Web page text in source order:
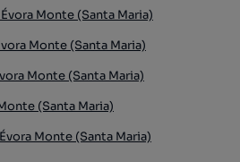
Monte (Santa Maria)
Monte (Santa Maria)
Monte (Santa Maria)
(Santa Maria)
Monte (Santa Maria)